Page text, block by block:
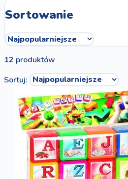
Sortowanie
12 produktów
Sortuj: